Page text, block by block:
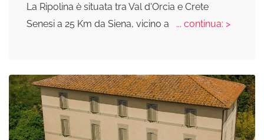
La Ripolina è situata tra Val d'Orcia e Crete
Senesi a 25 Km da Siena, vicino a
... continua: >